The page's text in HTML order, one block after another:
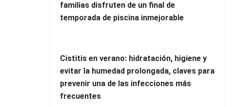
familias disfruten de un final de
temporada de piscina inmejorable
Cistitis en verano: hidratación, higiene y
evitar la humedad prolongada, claves para
prevenir una de las infecciones más
frecuentes